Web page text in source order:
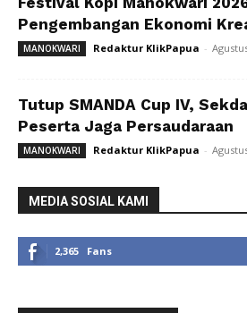
Pengembangan Ekonomi
MANOKWARI Redaktur KlikPapua -
Tutup SMANDA Cup IV,
Peserta Jaga Persaudaraan
MANOKWARI Redaktur KlikPapua -
MEDIA SOSIAL KAMI
2,365 Fans